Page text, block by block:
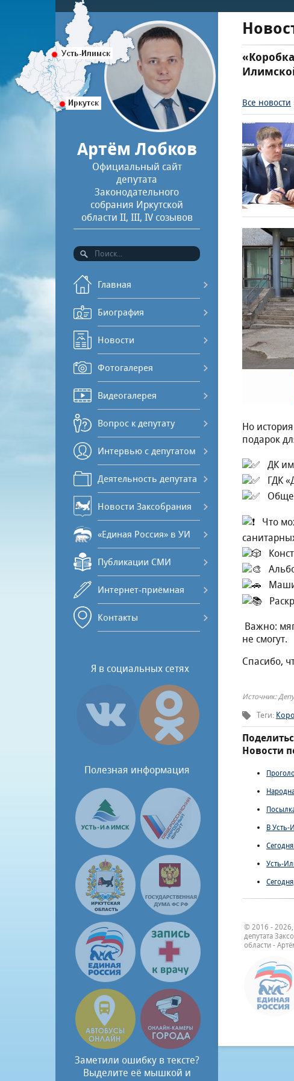
Артём Лобков
Официальный сайт
депутата
Законодательного
собрания Иркутской
области II, III, IV созывов
Главная
Биография
Новости
Фотогалерея
Видеогалерея
Вопрос к депутату
Интервью с депутатом
Деятельность депутата
Новости Заксобрания
«Единая Россия» в УИ
Публикации СМИ
Интернет-приёмная
Контакты
Я в социальных сетях
Полезная информация
Заметили ошибку в тексте?
Выделите её мышкой и
Все новости
Но
подарок
ДК
ГДК
Что
Важно:
не смогут.
Спасибо,
Источник:
Теги:
Новости
В Усть-
Усть-
© 2016 -
депутата
области -